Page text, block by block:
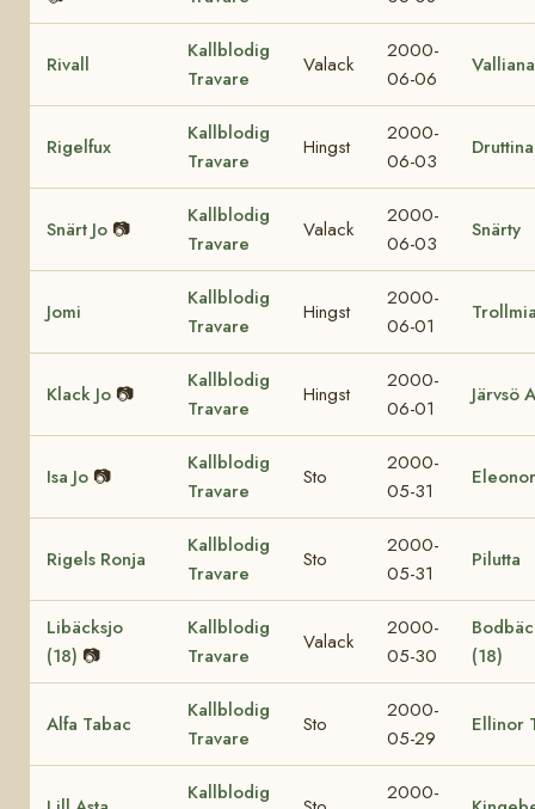
Rivall
Kallblodig
Travare
Valack
2000-
06-06
Valliana
Rigelfux
Kallblodig
Travare
Hingst
2000-
06-03
Druttina
Snärt Jo 📷
Kallblodig
Travare
Valack
2000-
06-03
Snärty
Jomi
Kallblodig
Travare
Hingst
2000-
06-01
Klack Jo 📷
Kallblodig
Travare
Hingst
2000-
06-01
Järvsö
Isa Jo 📷
Kallblodig
Travare
Sto
2000-
05-31
Rigels Ronja
Kallblodig
Travare
Sto
2000-
05-31
Pilutta
Libäcksjo
(18) 📷
Kallblodig
Travare
Valack
2000-
05-30
(18)
Alfa Tabac
Kallblodig
Travare
Sto
2000-
05-29
Ellinor
Kallblodig
2000-